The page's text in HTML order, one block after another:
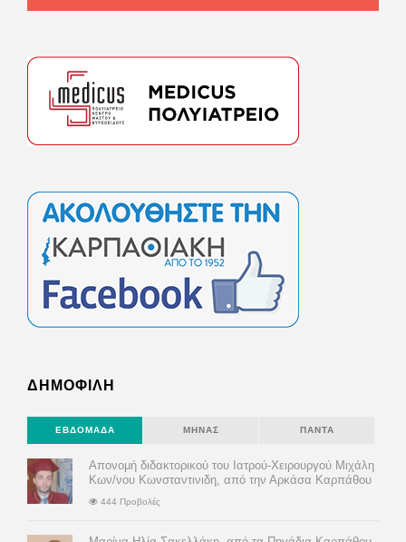
ΔΗΜΟΦΙΛΗ
ΕΒΔΟΜΆΔΑ ΜΉΝΑΣ ΠΆΝΤΑ
Απονομή διδακτορικού του Ιατρού-Χειρουργού Μιχάλη
Κων/νου Κωνσταντινιδη, από την Αρκάσα Καρπάθου
444 Προβολές